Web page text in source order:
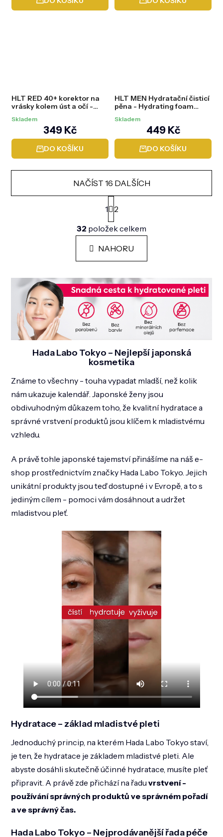
produktu
produktu
HLT RED 40+ korektor na
vrásky kolem úst a očí -
& mouth cream, 15 ml
Skladem
349 Kč
DO KOŠÍKU
HLT MEN Hydratační čisticí
pěna - Hydrating foam
150 ml
Skladem
449 Kč
DO KOŠÍKU
O
v
l
á
c
í
p
r
v
k
y
ý
p
s
u
NAČÍST 16 DALŠÍCH
S
t
á
n
o
v
n
í
1
2
32 položek celkem
NAHORU
Hada Labo Tokyo – Nejlepší japonská
kosmetika
Známe to všechny - touha vypadat mladší, než kolik
nám ukazuje kalendář. Japonské ženy jsou
obdivuhodným důkazem toho, že kvalitní hydratace a
správné vrstvení produktů jsou klíčem k mladistvému
vzhledu.
A právě tohle japonské tajemství přinášíme na náš e-
shop prostřednictvím značky Hada Labo Tokyo. Jejich
unikátní produkty jsou teď dostupné i v Evropě, a to s
jediným cílem - pomoci vám dosáhnout a udržet
mladistvou pleť.
Hydratace – základ mladistvé pleti
Jednoduchý princip, na kterém Hada Labo Tokyo staví,
je ten, že hydratace je základem mladistvé pleti. Ale
abyste dosáhli skutečně účinné hydratace, musíte pleť
připravit. A právě zde přichází na řadu vrstvení -
používání správných produktů ve správném pořadí
a ve správný čas.
Hada Labo Tokyo – Nejprodávanější řada péče